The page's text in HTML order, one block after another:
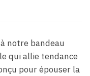
notre bandeau
qui allie tendance
pour épouser la